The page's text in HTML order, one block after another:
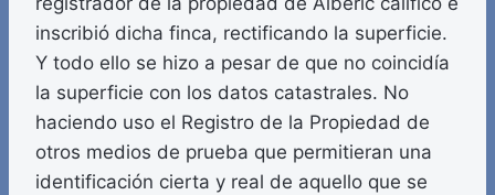
inscribió dicha finca, rectificando la superficie.
Y todo ello se hizo a pesar de que no coincidía
la superficie con los datos catastrales. No
haciendo uso el Registro de la Propiedad de
otros medios de prueba que permitieran una
identificación cierta y real de aquello que se